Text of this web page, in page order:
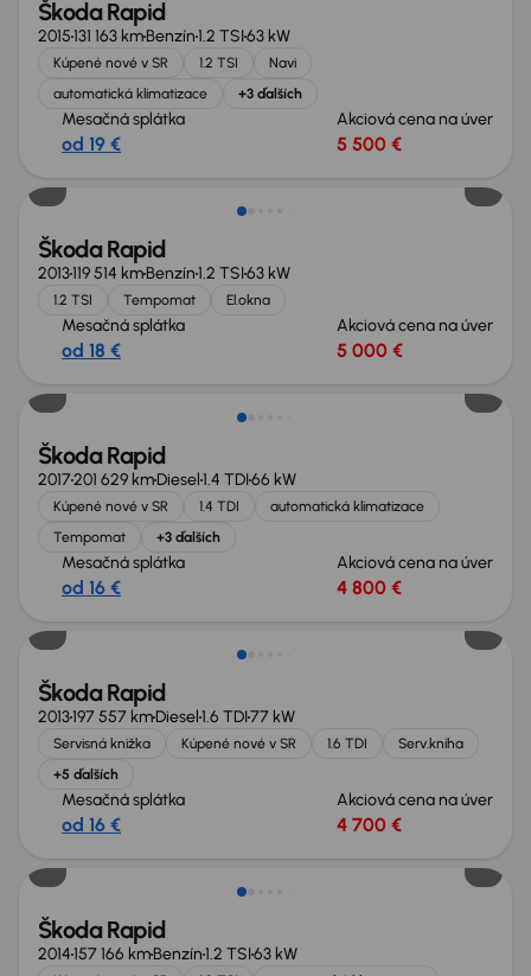
Škoda Rapid
2015131 163 kmBenzín1.2 TSI63 kW
Kúpené nové v SR 1.2 TSI
Navi
automatická klimatizace
+3 ďalších
Mesačná splátka
od 19 €
Akciová cena na úver
5 500 €
Škoda Rapid
2013119 514 kmBenzín1.2 TSI63 kW
1.2 TSI Tempomat El.okna
Mesačná splátka
od 18 €
Akciová cena na úver
5 000 €
Škoda Rapid
2017201 629 kmDiesel1.4 TDI66 kW
Kúpené nové v SR 1.4 TDI
automatická klimatizace
Tempomat
+3 ďalších
Mesačná splátka
od 16 €
Akciová cena na úver
4 800 €
Škoda Rapid
2013197 557 kmDiesel1.6 TDI77 kW
Servisná knižka Kúpené nové v SR 1.6 TDI
Serv.kniha
+5 ďalších
Mesačná splátka
od 16 €
Akciová cena na úver
4 700 €
Škoda Rapid
2014157 166 kmBenzín1.2 TSI63 kW